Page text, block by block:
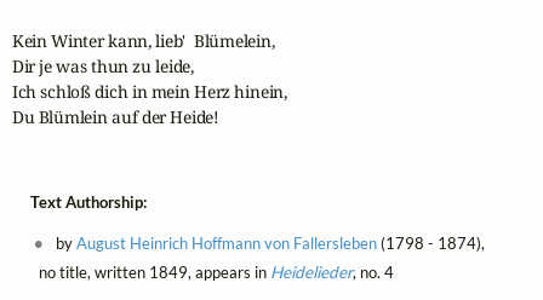
Kein Winter kann, lieb'  Blümelein,
Dir je was thun zu leide,
Ich schloß dich in mein Herz hinein,
Du Blümlein auf der Heide!
Text Authorship:
byAugust Heinrich Hoffmann von Fallersleben(1798 - 1874),
no title, written 1849, appears in Heidelieder, no. 4